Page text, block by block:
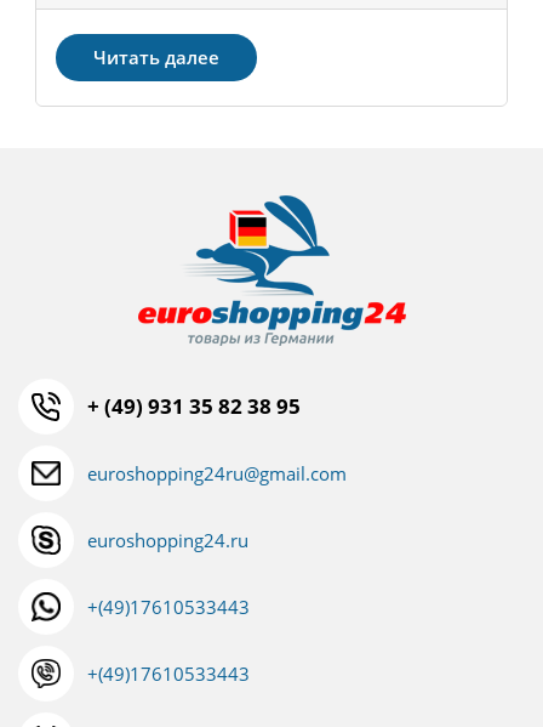
Читать далее
+ (49) 931 35 82 38 95
euroshopping24ru@gmail.com
euroshopping24.ru
+(49)17610533443
+(49)17610533443